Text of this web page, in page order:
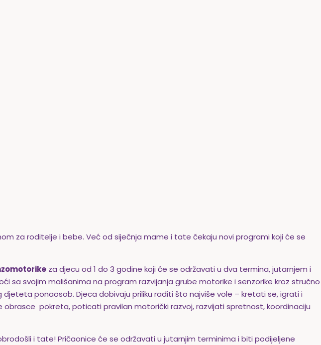
za roditelje i bebe. Već od siječnja mame i tate čekaju novi programi koji će se
za djecu od 1 do 3 godine koji će se održavati u dva termina, jutarnjem i
sa svojim mališanima na program razvijanja grube motorike i senzorike kroz stručno
ponaosob. Djeca dobivaju priliku raditi što najviše vole – kretati se, igrati i
obrasce pokreta, poticati pravilan motorički razvoj, razvijati spretnost, koordinaciju
i tate! Pričaonice će se održavati u jutarnjim terminima i biti podijeljene